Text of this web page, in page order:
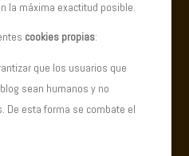
la máxima exactitud posible.
cookies propias:
que los usuarios que
sean humanos y no
De esta forma se combate el